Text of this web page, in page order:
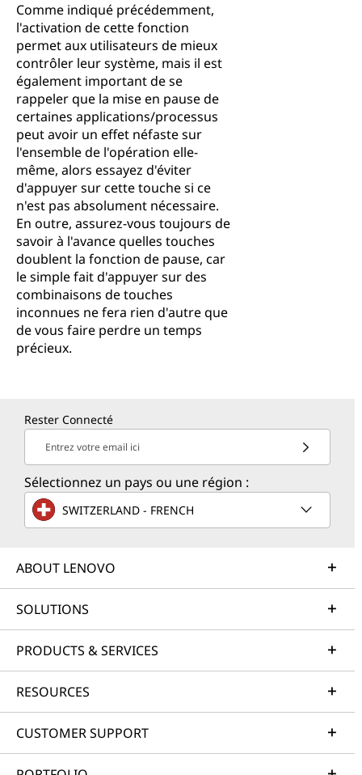
Comme indiqué précédemment,
l'activation de cette fonction
permet aux utilisateurs de mieux
contrôler leur système, mais il est
également important de se
rappeler que la mise en pause de
certaines applications/processus
peut avoir un effet néfaste sur
l'ensemble de l'opération elle-
même, alors essayez d'éviter
d'appuyer sur cette touche si ce
n'est pas absolument nécessaire.
En outre, assurez-vous toujours de
savoir à l'avance quelles touches
doublent la fonction de pause, car
le simple fait d'appuyer sur des
combinaisons de touches
inconnues ne fera rien d'autre que
de vous faire perdre un temps
précieux.
Rester Connecté
Entrez votre email ici
Sélectionnez un pays ou une région :
SWITZERLAND - FRENCH
ABOUT LENOVO
SOLUTIONS
PRODUCTS & SERVICES
RESOURCES
CUSTOMER SUPPORT